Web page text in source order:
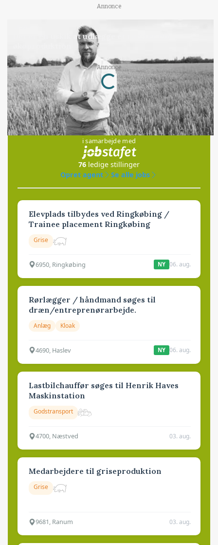
Annonce
Det er en uskik at udlægge et røgslør om
Annonce
Loading...
Jobs
i samarbejde med
76 ledige stillinger
Opret agent
Se alle jobs
Elevplads tilbydes ved Ringkøbing /
Trainee placement Ringkøbing
Grise
6950, Ringkøbing NY 06. aug.
Rørlægger / håndmand søges til
dræn/entreprenørarbejde.
Anlæg Kloak
4690, Haslev NY 06. aug.
Lastbilchauffør søges til Henrik Haves
Maskinstation
Godstransport
4700, Næstved 03. aug.
Medarbejdere til griseproduktion
Grise
9681, Ranum 03. aug.